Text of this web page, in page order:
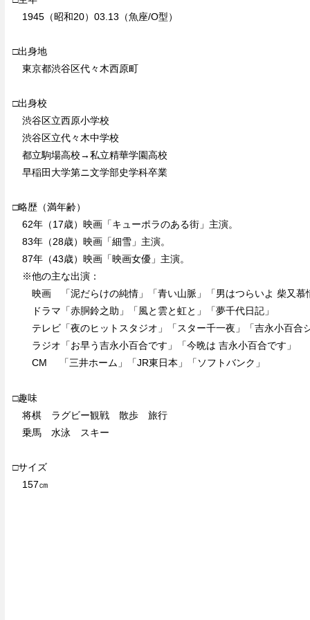
1945（昭和20）03.13（魚座/O型）
□出身地
東京都渋谷区代々木西原町
□出身校
渋谷区立西原小学校
渋谷区立代々木中学校
都立駒場高校→私立精華学園高校
早稲田大学第ニ文学部史学科卒業
□略歴（満年齢）
62年（17歳）映画「キューポラのある街」主演。
83年（28歳）映画「細雪」主演。
87年（43歳）映画「映画女優」主演。
※他の主な出演：
映画 「泥だらけの純情」「青い山脈」「男はつらいよ 柴又慕
ドラマ「赤胴鈴之助」「風と雲と虹と」「夢千代日記」
テレビ「夜のヒットスタジオ」「スター千一夜」「吉永小百合
ラジオ「お早う吉永小百合です」「今晩は 吉永小百合です」
CM 「三井ホーム」「JR東日本」「ソフトバンク」
□趣味
将棋 ラグビー観戦 散歩 旅行
乗馬 水泳 スキー
□サイズ
157㎝